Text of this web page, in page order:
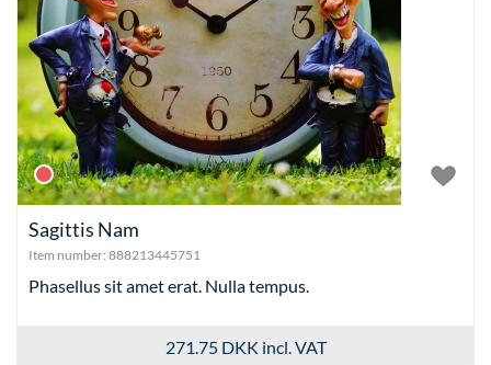
Sagittis Nam
Item number: 888213445751
Phasellus sit amet erat. Nulla tempus.
271.75 DKK incl. VAT